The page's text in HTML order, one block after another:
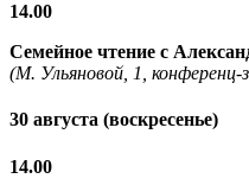
14.00
Семейное чтение с
(М. Ульяновой, 1, конференц-
30 августа (воскресенье)
14.00